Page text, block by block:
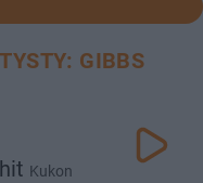
GIBBS
hit Kukon